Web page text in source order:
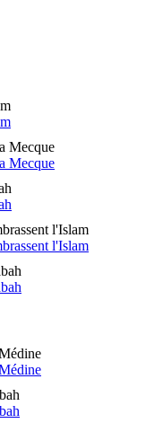
Mecque
Mecque
l'Islam
l'Islam